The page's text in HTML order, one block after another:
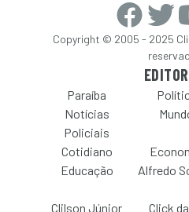
Copyright © 2005 - 2025
Paraíba
Notícias
Policiais
Cotidiano
Educação
Alfredo
Clilson Júnior
Click